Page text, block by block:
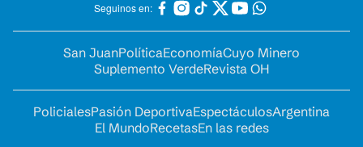
Seguinos en:
San JuanPolíticaEconomíaCuyo Minero
Suplemento VerdeRevista OH
PolicialesPasión DeportivaEspectáculosArgentina
El MundoRecetasEn las redes